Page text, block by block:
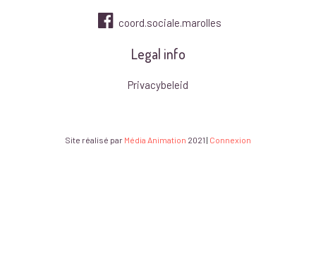
coord.sociale.marolles
Legal info
Privacybeleid
Site réalisé par Média Animation 2021 | Connexion